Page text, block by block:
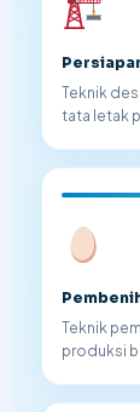
Teknik
tata letak
Teknik
produksi